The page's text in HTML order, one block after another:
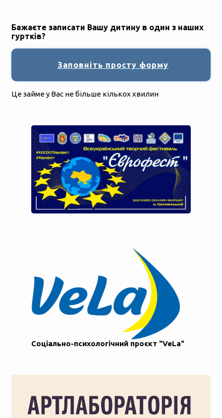
Бажаєте записати Вашу дитину в один з наших
гуртків?
Заповніть просту форму
Це займе у Вас не більше кількох хвилин
Соціально-психологічний проєкт "VeLa"